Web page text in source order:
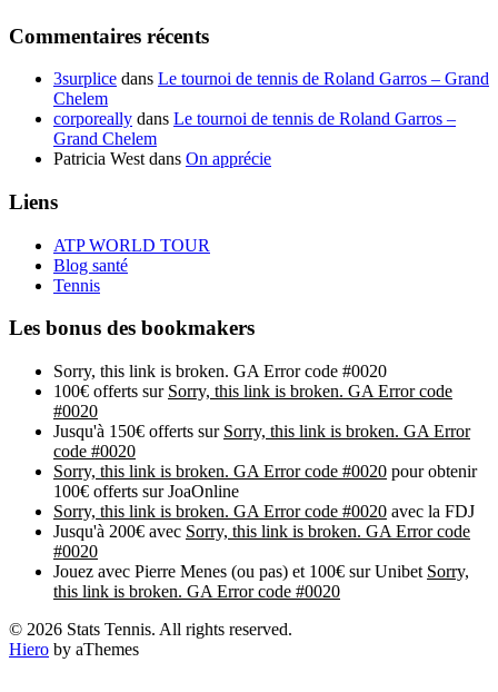
Commentaires récents
3surplice dans Le tournoi de tennis de Roland Garros – Grand
Chelem
corporeally dans Le tournoi de tennis de Roland Garros –
Grand Chelem
Patricia West dans On apprécie
Liens
ATP WORLD TOUR
Blog santé
Tennis
Les bonus des bookmakers
Sorry, this link is broken. GA Error code #0020
100€ offerts sur Sorry, this link is broken. GA Error code
#0020
Jusqu'à 150€ offerts sur Sorry, this link is broken. GA Error
code #0020
Sorry, this link is broken. GA Error code #0020 pour obtenir
100€ offerts sur JoaOnline
Sorry, this link is broken. GA Error code #0020 avec la FDJ
Jusqu'à 200€ avec Sorry, this link is broken. GA Error code
#0020
Jouez avec Pierre Menes (ou pas) et 100€ sur Unibet Sorry,
this link is broken. GA Error code #0020
© 2026 Stats Tennis. All rights reserved.
Hiero by aThemes